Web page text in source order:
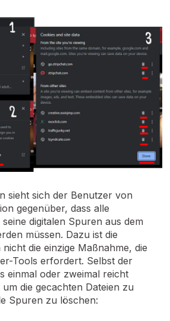
sieht sich der Benutzer von
gegenüber, dass alle
digitalen Spuren aus dem
müssen. Dazu ist die
die einzige Maßnahme, die
Tools erfordert. Selbst der
einmal oder zweimal reicht
die gecachten Dateien zu
Spuren zu löschen: